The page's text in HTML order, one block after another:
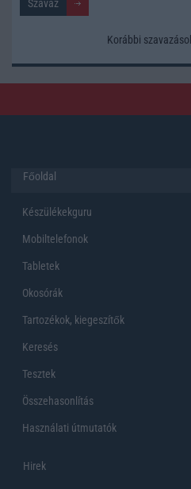
Korábbi
Főoldal
Készülékekguru
Mobiltelefonok
Tabletek
Okosórák
Tartozékok, kiegeszítők
Keresés
Tesztek
Összehasonlítás
Használati útmutatók
Hirek